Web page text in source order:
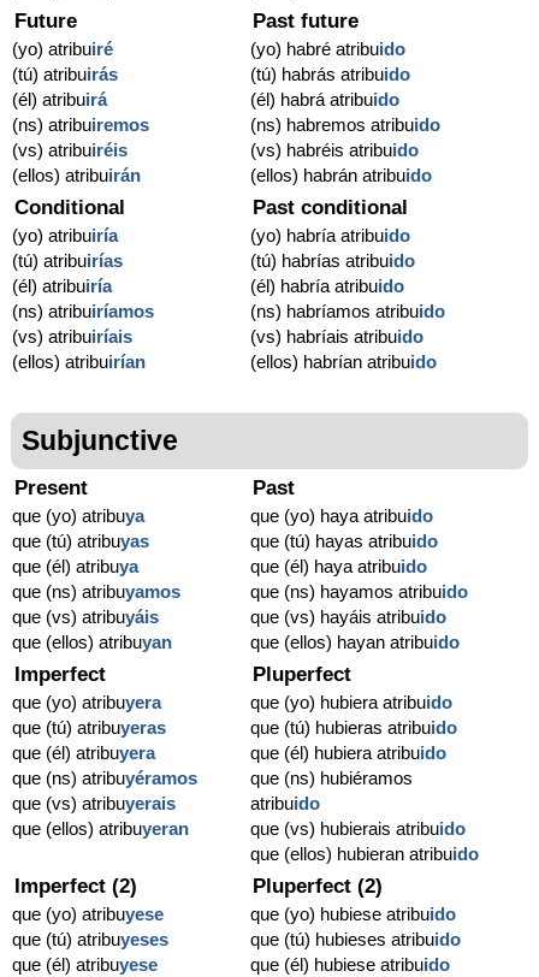
Future
(yo) atribuiré
(tú) atribuirás
(él) atribuirá
(ns) atribuiremos
(vs) atribuiréis
(ellos) atribuirán
Past future
(yo) habré atribuido
(tú) habrás atribuido
(él) habrá atribuido
(ns) habremos atribuido
(vs) habréis atribuido
(ellos) habrán atribuido
Conditional
(yo) atribuiría
(tú) atribuirías
(él) atribuiría
(ns) atribuiríamos
(vs) atribuiríais
(ellos) atribuirían
Past conditional
(yo) habría atribuido
(tú) habrías atribuido
(él) habría atribuido
(ns) habríamos atribuido
(vs) habríais atribuido
(ellos) habrían atribuido
Subjunctive
Present
que (yo) atribuya
que (tú) atribuyas
que (él) atribuya
que (ns) atribuyamos
que (vs) atribuyáis
que (ellos) atribuyan
Past
que (yo) haya atribuido
que (tú) hayas atribuido
que (él) haya atribuido
que (ns) hayamos atribuido
que (vs) hayáis atribuido
que (ellos) hayan atribuido
Imperfect
que (yo) atribuyera
que (tú) atribuyeras
que (él) atribuyera
que (ns) atribuyéramos
que (vs) atribuyerais
que (ellos) atribuyeran
Pluperfect
que (yo) hubiera atribuido
que (tú) hubieras atribuido
que (él) hubiera atribuido
que (ns) hubiéramos
atribuido
que (vs) hubierais atribuido
que (ellos) hubieran atribuido
Imperfect (2)
que (yo) atribuyese
que (tú) atribuyeses
que (él) atribuyese
Pluperfect (2)
que (yo) hubiese atribuido
que (tú) hubieses atribuido
que (él) hubiese atribuido